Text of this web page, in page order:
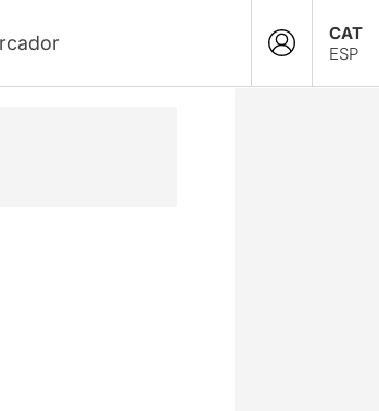
CAT
ESP